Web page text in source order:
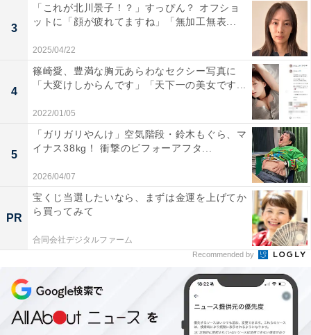
3
「これが北川景子！？」すっぴん？ オフショ
ットに「顔が疲れてますね」「無加工無表...
2025/04/22
4
篠崎愛、豊満な胸元あらわなセクシー写真に
「大変けしからんです」「天下一の美女です...
2022/01/05
5
「ガリガリやんけ」空気階段・鈴木もぐら、マ
イナス38kg！ 衝撃のビフォーアフタ...
2026/04/07
PR
宝くじ当選したいなら、まずは金運を上げてか
ら買ってみて
合同会社デジタルファーム
Recommended by